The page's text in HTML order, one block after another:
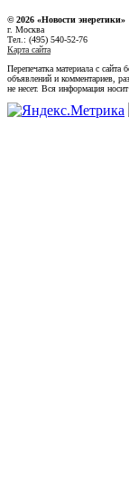
© 2026 «Новости энеретики»
г. Москва
Тел.: (495) 540-52-76
Карта сайта
Перепечатка материала с сайта
объявлений и комментариев,
не несет. Вся информация